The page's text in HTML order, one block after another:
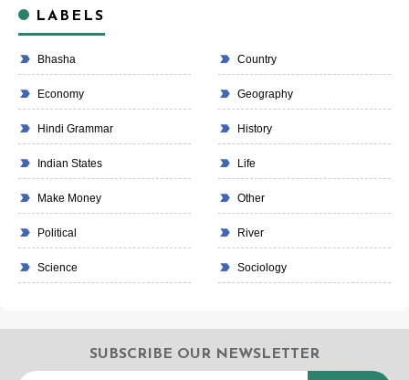
LABELS
Bhasha Country
Economy Geography
Hindi Grammar History
Indian States Life
Make Money Other
Political River
Science Sociology
SUBSCRIBE OUR NEWSLETTER